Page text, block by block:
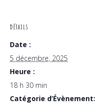
DÉTAILS
Date :
5 décembre, 2025
Heure :
18 h 30 min
Catégorie d’Évènement: